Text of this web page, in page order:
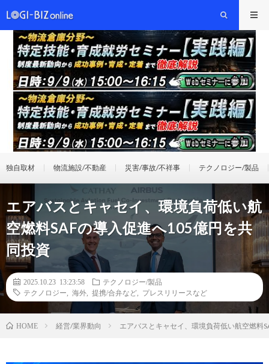
独自取材 物流施設/不動産 災害/事故/不祥事 テクノロジー/製品
エアバスとキャセイ、環境負荷低い航
空燃料SAFの導入促進へ105億円を共
同投資
2025.10.23 13:23:58
テクノロジー/製品
テクノロジー
海外 提携/合弁など プレスリリースなど
HOME 経営/業界動向 エアバスとキャセイ、環境負荷低い航空燃料